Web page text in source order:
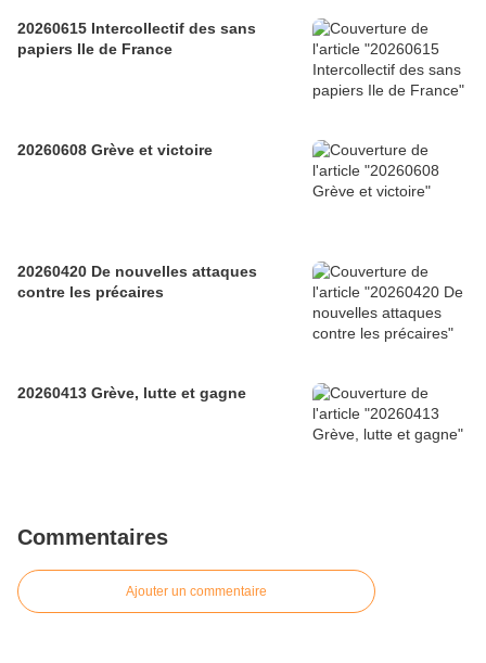
20260615 Intercollectif des sans
papiers Ile de France
20260608 Grève et victoire
20260420 De nouvelles attaques
contre les précaires
20260413 Grève, lutte et gagne
Commentaires
Ajouter un commentaire